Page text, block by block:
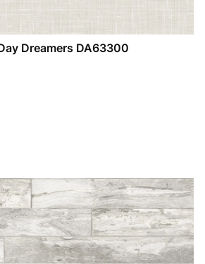
Dreamers DA63300